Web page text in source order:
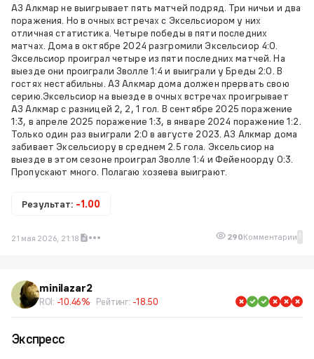
АЗ Алкмар не выигрывает пять матчей подряд. Три ничьи и два
поражения. Но в очных встречах с Эксельсиором у них
отличная статистика. Четыре победы в пяти последних
матчах. Дома в октябре 2024 разгромили Эксельсиор 4:0.
Эксельсиор проиграл четыре из пяти последних матчей. На
выезде они проиграли Зволле 1:4 и выиграли у Бреды 2:0. В
гостях нестабильны. АЗ Алкмар дома должен прервать свою
серию.Эксельсиор на выезде в очных встречах проигрывает
АЗ Алкмар с разницей 2, 2, 1 гол. В сентябре 2025 поражение
1:3, в апреле 2025 поражение 1:3, в январе 2024 поражение 1:2.
Только один раз выиграли 2:0 в августе 2023. АЗ Алкмар дома
забивает Эксельсиору в среднем 2.5 гола. Эксельсиор на
выезде в этом сезоне проиграл Зволле 1:4 и Фейеноорду 0:3.
Пропускают много. Полагаю хозяева выиграют.
Результат: -1.00
21 мая 2026, 21:18 290Комментарии 1
minilazar2
ROI: -10.46% Рейтинг: -18.50
Экспресс